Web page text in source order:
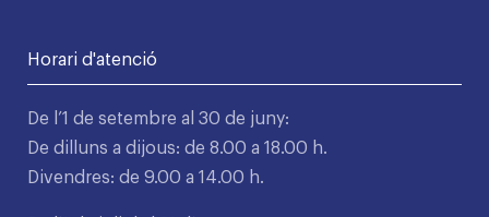
Horari d'atenció
De l’1 de setembre al 30 de juny:
De dilluns a dijous: de 8.00 a 18.00 h.
Divendres: de 9.00 a 14.00 h.